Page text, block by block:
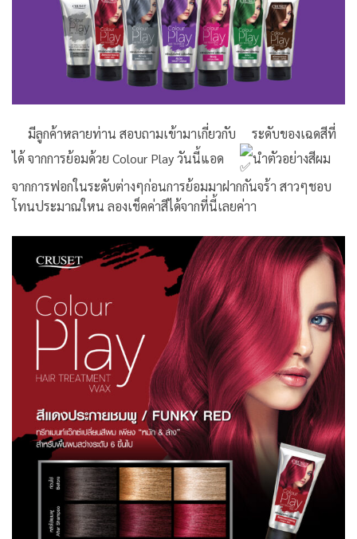
มีลูกค้าหลายท่าน สอบถามเข้ามาเกี่ยวกับ
ระดับของเฉดสีที่
ได้ จากการย้อมด้วย Colour Play วันนี้แอด
นำตัวอย่างสีผม
จากการฟอกในระดับต่างๆก่อนการย้อมมาฝากกันจร้า สาวๆชอบ
โทนประมาณใหน ลองเช็คค่าสีได้จากที่นี้เลยค่าา